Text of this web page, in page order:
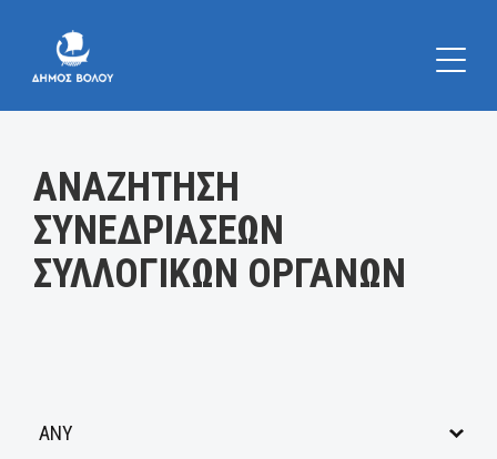
ΑΝΑΖΗΤΗΣΗ
ΣΥΝΕΔΡΙΑΣΕΩΝ
ΣΥΛΛΟΓΙΚΩΝ ΟΡΓΑΝΩΝ